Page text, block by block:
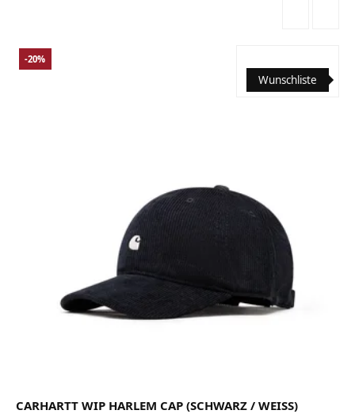
Wunschliste
-20%
CARHARTT WIP HARLEM CAP (SCHWARZ / WEISS)